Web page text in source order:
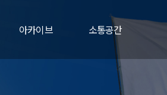
아카이브 소통공간